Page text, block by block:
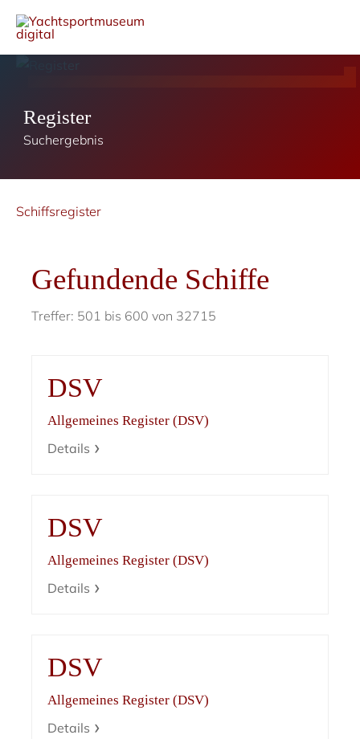
Register
Suchergebnis
Schiffsregister
Gefundende Schiffe
Treffer: 501 bis 600 von 32715
DSV
Allgemeines Register (DSV)
Details
DSV
Allgemeines Register (DSV)
Details
DSV
Allgemeines Register (DSV)
Details